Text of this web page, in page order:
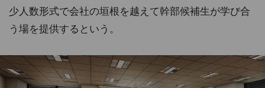
少人数形式で会社の垣根を越えて幹部候補生が学び合
う場を提供するという。